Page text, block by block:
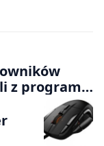
z programu